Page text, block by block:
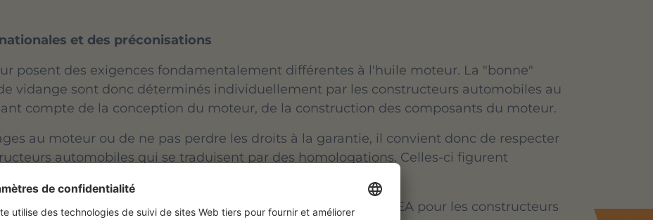
et des préconisations
posent des exigences fondamentalement différentes à l'huile moteur. La "bonne"
vidange sont donc déterminés individuellement par les constructeurs automobiles au
compte de la conception du moteur, de la construction des composants du moteur.
au moteur ou de ne pas perdre les droits à la garantie, il convient donc de respecter
automobiles qui se traduisent par des homologations. Celles-ci figurent
/ carnet d’entretien du véhicule.
se basent sur une spécification internationale (ACEA pour les constructeurs